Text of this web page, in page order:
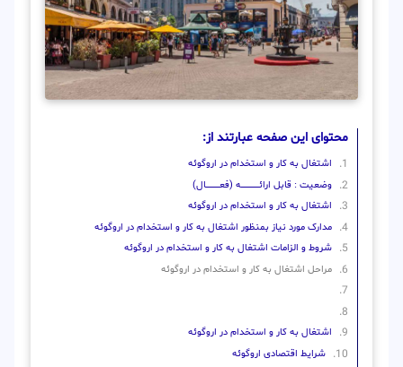
محتوای این صفحه عبارتند از:
اشتغال به کار و استخدام در اروگوئه
وضعیت : قابل ارائــــــــــــــــــــه (فعـــــــــــــــال)
اشتغال به کار و استخدام در اروگوئه
مدارک مورد نیاز بمنظور اشتغال به کار و استخدام در اروگوئه
شروط و الزامات اشتغال به کار و استخدام در اروگوئه
مراحل اشتغال به کار و استخدام در اروگوئه
اشتغال به کار و استخدام در اروگوئه
شرایط اقتصادی اروگوئه